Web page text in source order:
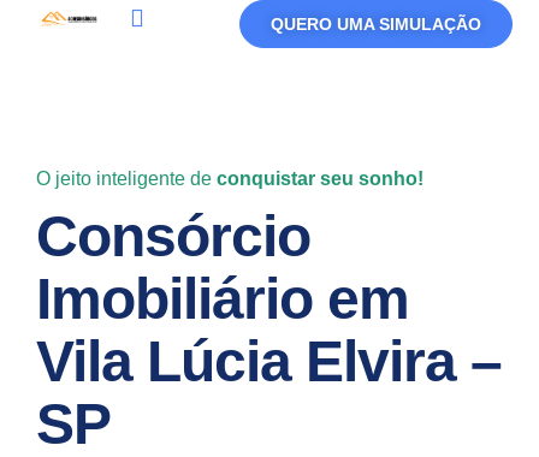
QUERO UMA SIMULAÇÃO
O jeito inteligente de conquistar seu sonho!
Consórcio
Imobiliário em
Vila Lúcia Elvira –
SP